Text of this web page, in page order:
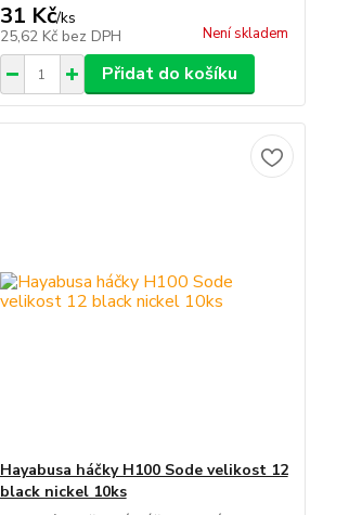
31 Kč/ks
25,62 Kč bez DPH Není skladem
Přidat do košíku
Hayabusa háčky H100 Sode velikost 12
black nickel 10ks